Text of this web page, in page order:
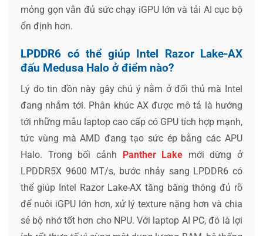
mỏng gọn vẫn đủ sức chạy iGPU lớn và tải AI cục bộ
ổn định hơn.
LPDDR6 có thể giúp Intel Razor Lake-AX
đấu Medusa Halo ở điểm nào?
Lý do tin đồn này gây chú ý nằm ở đối thủ mà Intel
đang nhắm tới. Phân khúc AX được mô tả là hướng
tới những mẫu laptop cao cấp có GPU tích hợp mạnh,
tức vùng mà AMD đang tạo sức ép bằng các APU
Halo. Trong bối cảnh Panther Lake mới dừng ở
LPDDR5X 9600 MT/s, bước nhảy sang LPDDR6 có
thể giúp Intel Razor Lake-AX tăng băng thông đủ rõ
để nuôi iGPU lớn hơn, xử lý texture nặng hơn và chia
sẻ bộ nhớ tốt hơn cho NPU. Với laptop AI PC, đó là lợi